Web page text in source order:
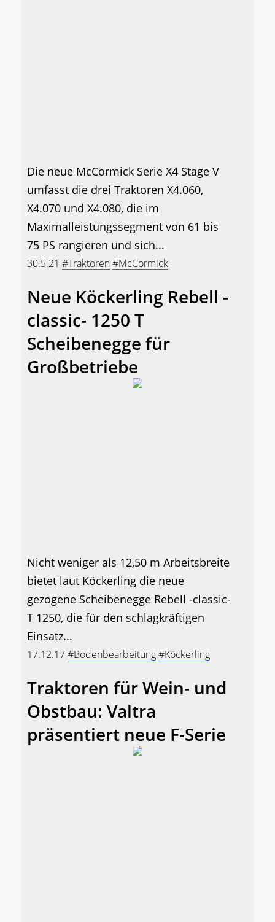
Die neue McCormick Serie X4 Stage V
umfasst die drei Traktoren X4.060,
X4.070 und X4.080, die im
Maximalleistungssegment von 61 bis
75 PS rangieren und sich...
30.5.21 #Traktoren#McCormick
Neue Köckerling Rebell -
classic- 1250 T
Scheibenegge für
Großbetriebe
Nicht weniger als 12,50 m Arbeitsbreite
bietet laut Köckerling die neue
gezogene Scheibenegge Rebell -classic-
T 1250, die für den schlagkräftigen
Einsatz...
17.12.17#Bodenbearbeitung#Köckerling
Traktoren für Wein- und
Obstbau: Valtra
präsentiert neue F-Serie